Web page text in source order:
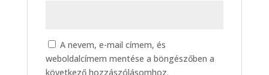
A nevem, e-mail címem, és
weboldalcímem mentése a böngészőben a
következő hozzászólásomhoz.